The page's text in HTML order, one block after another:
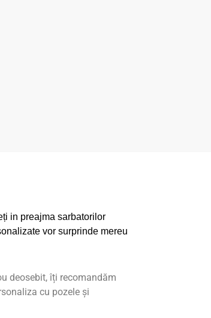
in preajma sarbatorilor
vor surprinde mereu
deosebit, îți recomandăm
cu pozele și